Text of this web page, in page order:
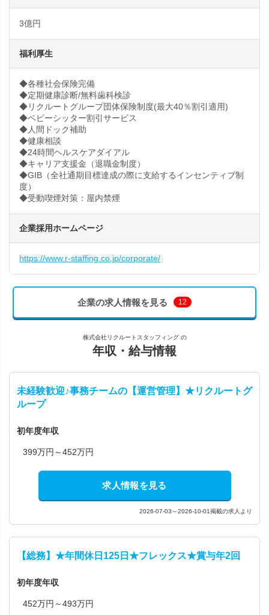
3億円
福利厚生
◆各種社会保険完備
◆定期健康診断/無料歯科検診
◆リクルートグループ団体保険制度(最大40％割引適用)
◆ベビーシッター割引サービス
◆人間ドック補助
◆健康相談
◆24時間ヘルスケアダイアル
◆キャリア支援金（退職金制度）
◆GIB（全社通期目標達成の際に支給するインセンティブ制
度）
◆受動喫煙対策：屋内禁煙
企業採用ホームページ
https://www.r-staffing.co.jp/corporate/
企業の求人情報を見る 12
株式会社リクルートスタッフィング の
年収・給与情報
未経験歓迎♪事務チームの【運営管理】★リクルートグ
ループ
初年度年収
399万円～452万円
求人情報を見る
2026-07-03～2026-10-01掲載の求人より
【総務】★年間休日125日★フレックス★賞与年2回
初年度年収
452万円～493万円